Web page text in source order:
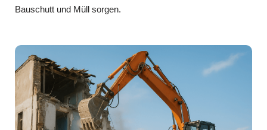
Bauschutt und Müll sorgen.